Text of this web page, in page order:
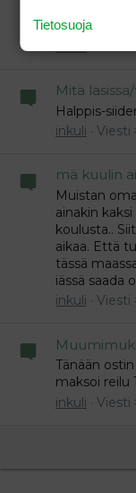
siduakin
:p
Mitä
Halppis-
inkuli
Viesti
mä kuulin
Muistan
ainakin
koulusta..
aikaa. Että
tässä
iässä saada
inkuli
Viesti
Tänään
maksoi reilu
inkuli
Viesti
Tietosuoja